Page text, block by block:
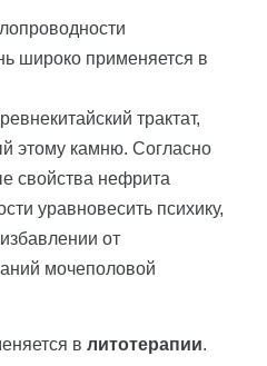
широко применяется в
трактат,
этому камню. Согласно
свойства нефрита
уравновесить психику,
от
мочеполовой
в литотерапии.